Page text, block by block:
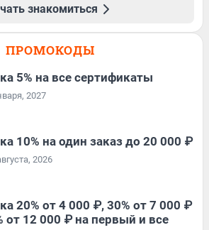
знакомиться
ПРОМОКОДЫ
5% на все сертификаты
2027
10% на один заказ до 20 000 ₽
2026
20% от 4 000 ₽, 30% от 7 000 ₽
от 12 000 ₽ на первый и все